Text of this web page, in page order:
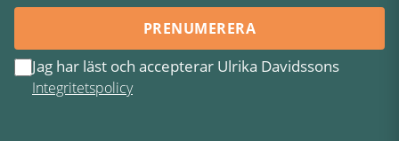
PRENUMERERA
Jag har läst och accepterar Ulrika Davidssons
Integritetspolicy